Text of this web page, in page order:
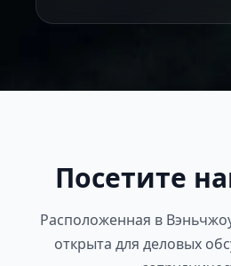
Посетите
Расположенная в
открыта для деловых